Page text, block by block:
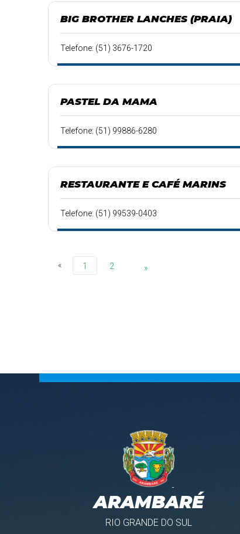
BIG BROTHER LANCHES (PRAIA)
Telefone: (51) 3676-1720
PASTEL DA MAMA
Telefone: (51) 99886-6280
RESTAURANTE E CAFÉ MARINS
Telefone: (51) 99539-0403
« 1 2 »
ARAMBARÉ
RIO GRANDE DO SUL